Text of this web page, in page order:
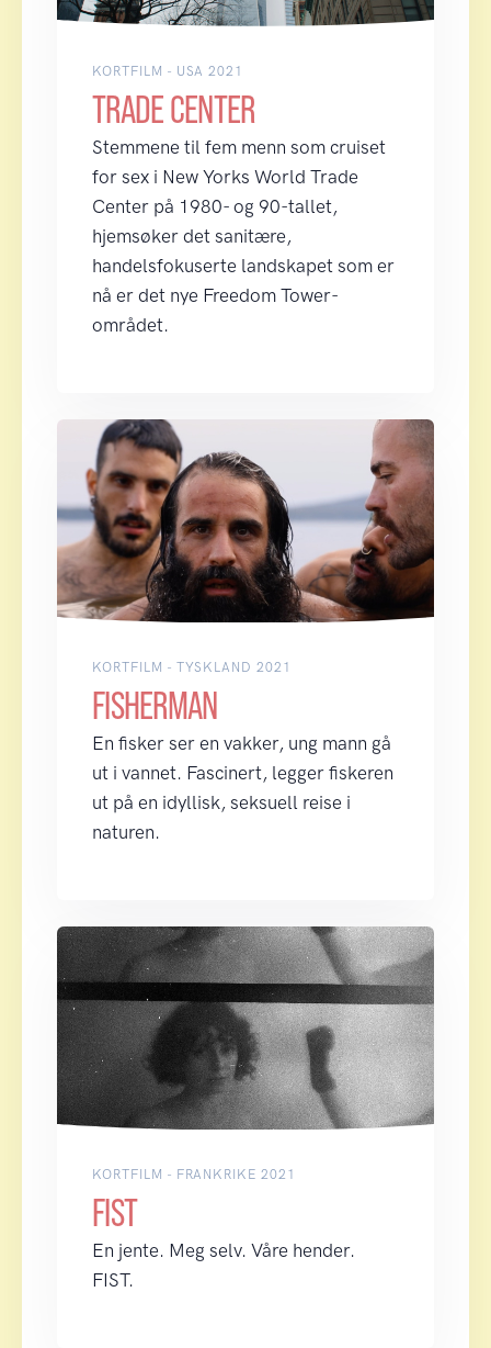
KORTFILM - USA 2021
TRADE CENTER
Stemmene til fem menn som cruiset
for sex i New Yorks World Trade
Center på 1980- og 90-tallet,
hjemsøker det sanitære,
handelsfokuserte landskapet som er
nå er det nye Freedom Tower-
området.
KORTFILM - TYSKLAND 2021
FISHERMAN
En fisker ser en vakker, ung mann gå
ut i vannet. Fascinert, legger fiskeren
ut på en idyllisk, seksuell reise i
naturen.
KORTFILM - FRANKRIKE 2021
FIST
En jente. Meg selv. Våre hender.
FIST.